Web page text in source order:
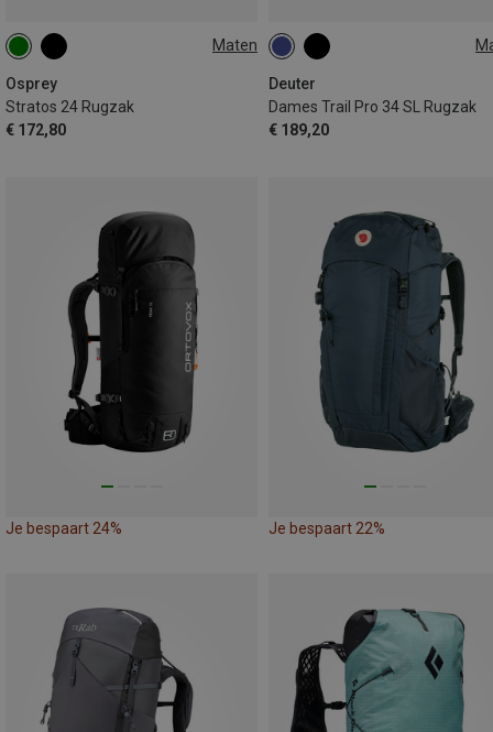
Maten
Osprey
Stratos 24 Rugzak
€ 172,80
24L
Deuter
Dames Trail Pro 34 SL Rugzak
€ 189,20
34L
Je bespaart 24% Je bespaart 22%